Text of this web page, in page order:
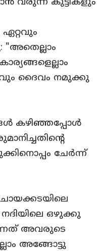
ദൈവം നമുക്കു
കഴിഞ്ഞപ്പോൾ
ചേർന്ന്
ഒഴുക്കു
അവരുടെ
അങ്ങോട്ടു